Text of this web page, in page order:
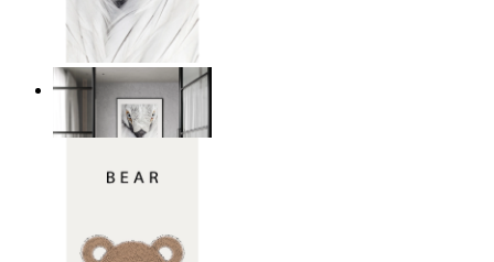
Vit fågel intensitet
Från 149 kr